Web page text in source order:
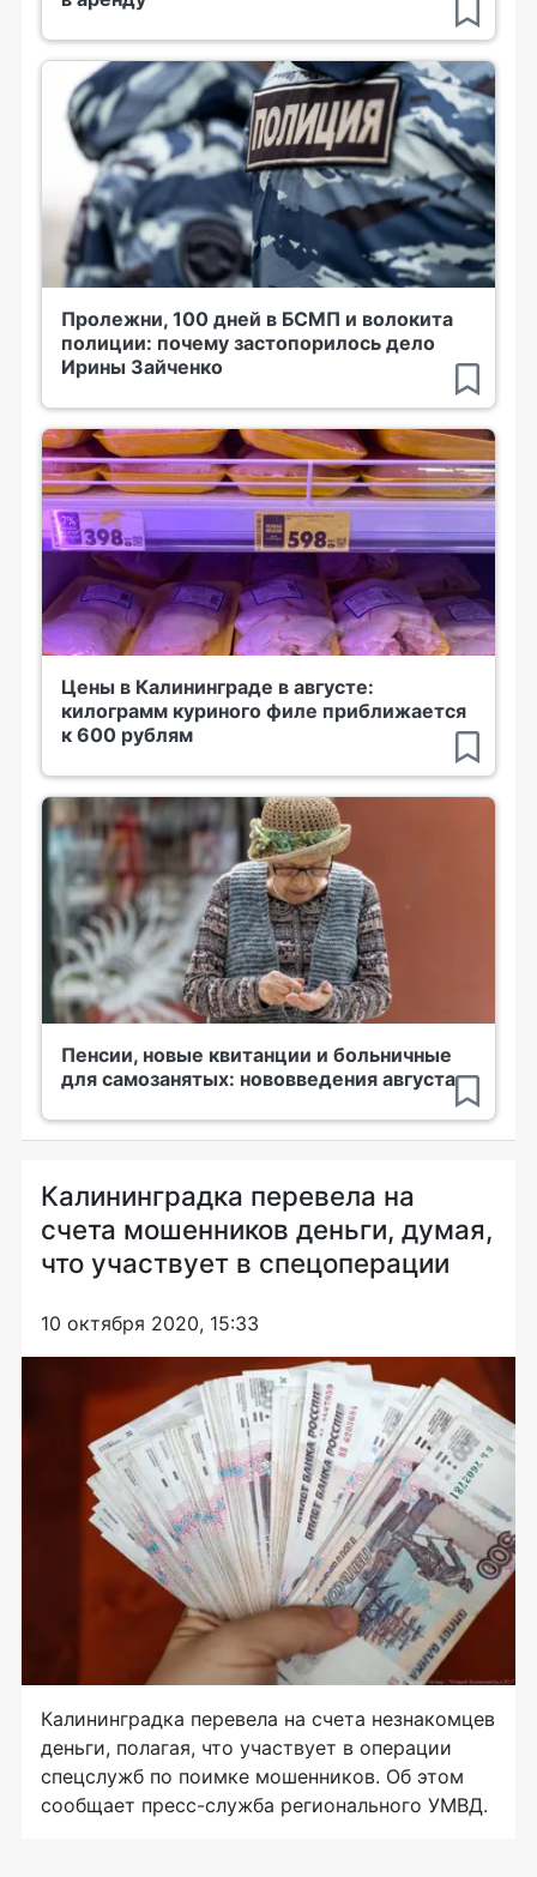
Пролежни, 100 дней в БСМП и волокита
полиции: почему застопорилось дело
Ирины Зайченко
Цены в Калининграде в августе:
килограмм куриного филе приближается
к 600 рублям
Пенсии, новые квитанции и больничные
для самозанятых: нововведения августа
Калининградка перевела на
счета мошенников деньги, думая,
что участвует в спецоперации
10 октября 2020, 15:33
Калининградка перевела на счета незнакомцев
деньги, полагая, что участвует в операции
спецслужб по поимке мошенников. Об этом
сообщает пресс-служба регионального УМВД.